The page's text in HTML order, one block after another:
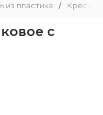
из пластика / Кресла
с